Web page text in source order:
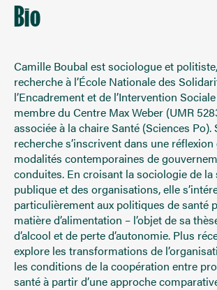
Bio
Camille Boubal est sociologue et
recherche à l’École Nationale des
l’Encadrement et de l’Intervention
membre du Centre Max Weber (UMR
associée à la chaire Santé (Sciences Po).
recherche s’inscrivent dans une
modalités contemporaines de
conduites. En croisant la sociologie de la
publique et des organisations, elle
particulièrement aux politiques de santé
matière d’alimentation – l’objet de sa
d’alcool et de perte d’autonomie. Plus
explore les transformations de
les conditions de la coopération entre
santé à partir d’une approche